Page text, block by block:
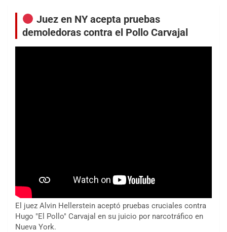
Juez en NY acepta pruebas
demoledoras contra el Pollo Carvajal
El juez Alvin Hellerstein aceptó pruebas cruciales contra
Hugo "El Pollo" Carvajal en su juicio por narcotráfico en
Nueva York.